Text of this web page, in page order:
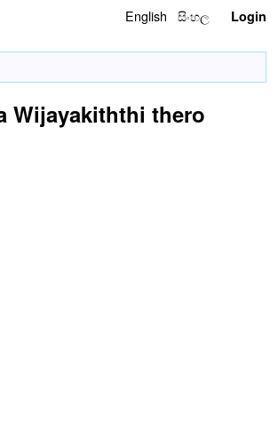
English සිංහල Login
Wijayakiththi thero